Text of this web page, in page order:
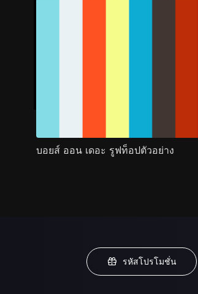
บอยส์ ออน เดอะ รูฟท็อปตัวอย่าง
รหัสโปรโมชั่น